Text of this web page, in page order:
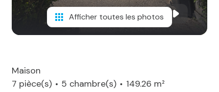
actualité
contact
Afficher toutes les photos
Maison
7 pièce(s)
5 chambre(s)
149.26 m²